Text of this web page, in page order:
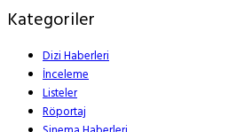
Kategoriler
Dizi Haberleri
İnceleme
Listeler
Röportaj